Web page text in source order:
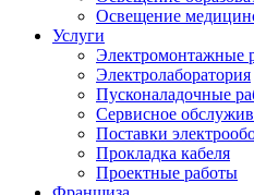
Освещение
Услуги
Электромонтажные
Электролаборатория
Пусконаладочные
Сервисное
Поставки
Прокладка кабеля
Проектные работы